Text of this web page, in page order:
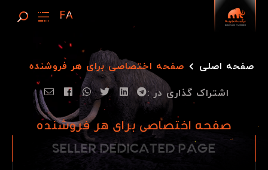
صفحه اصلی
صفحه اختصاصی برای هر فروشنده
اشتراک گذاری در :
صفحه اختصاصی برای هر فروشنده
SELLER DEDICATED
PAGE
SELLER DEDICATED PAGE